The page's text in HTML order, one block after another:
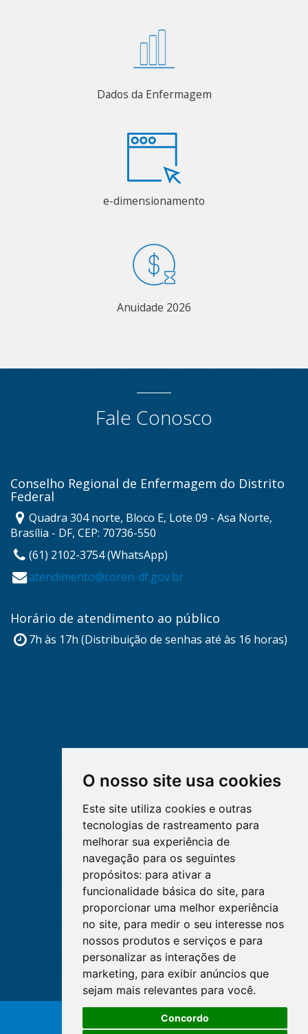
O nosso site usa cookies
Este site utiliza cookies e outras
tecnologias de rastreamento para
melhorar sua experiência de
navegação para os seguintes
propósitos: para ativar a
funcionalidade básica do site, para
proporcionar uma melhor experiência
no site, para medir o seu interesse nos
nossos produtos e serviços e para
personalizar as interações de
marketing, para exibir anúncios que
sejam mais relevantes para você.
Concordo
Dados da Enfermagem
e-dimensionamento
Anuidade 2026
Fale Conosco
Conselho Regional de Enfermagem do Distrito
Federal
Quadra 304 norte, Bloco E, Lote 09 - Asa Norte,
Brasília - DF, CEP: 70736-550
(61) 2102-3754 (WhatsApp)
atendimento@coren-df.gov.br
Horário de atendimento ao público
7h às 17h (Distribuição de senhas até às 16 horas)
© Copyright 2026 - Cofen/CORENs
O WhatsApp é o principal canal
de atendimento do Coren-DF.